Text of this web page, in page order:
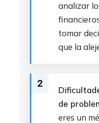
analizar
tomar
que la
2
de
eres un